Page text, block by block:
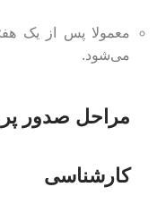
می‌شود.
مراحل صدور
کارشناسی